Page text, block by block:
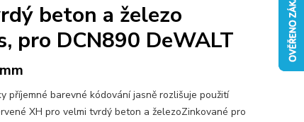
beton a železo
pro DCN890 DeWALT
příjemné barevné kódování jasně rozlišuje použití
XH pro velmi tvrdý beton a železoZinkované pro